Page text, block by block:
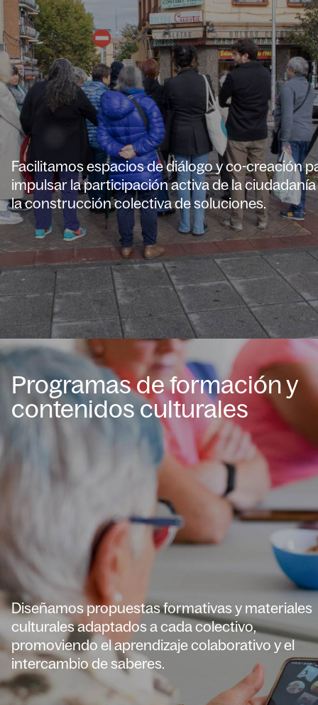
Facilitamos espacios de diálogo y co-creación
impulsar la participación activa de la
la construcción colectiva de soluciones.
Programas de formación y
contenidos culturales
Diseñamos propuestas formativas y materiales
culturales adaptados a cada colectivo,
promoviendo el aprendizaje colaborativo y el
intercambio de saberes.